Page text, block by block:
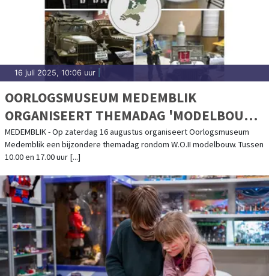
16 juli 2025, 10:06 uur
OORLOGSMUSEUM MEDEMBLIK
ORGANISEERT THEMADAG 'MODELBOUW'
- 16 AUGUSTUS 2025
MEDEMBLIK - Op zaterdag 16 augustus organiseert Oorlogsmuseum
Medemblik een bijzondere themadag rondom W.O.II modelbouw. Tussen
10.00 en 17.00 uur [...]